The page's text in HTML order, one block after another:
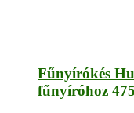
Fűnyírókés
fűnyíróhoz